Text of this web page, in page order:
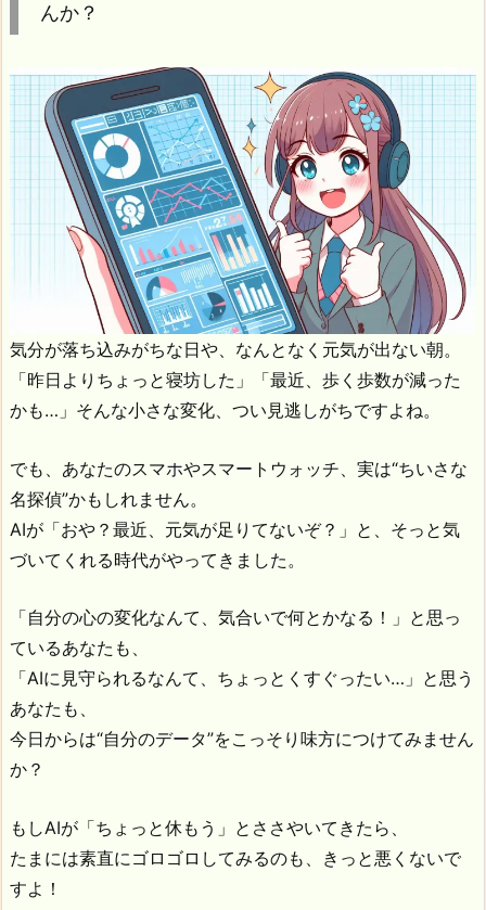
んか？
気分が落ち込みがちな日や、なんとなく元気が出ない朝。
「昨日よりちょっと寝坊した」「最近、歩く歩数が減った
かも…」そんな小さな変化、つい見逃しがちですよね。
でも、あなたのスマホやスマートウォッチ、実は“ちいさな
名探偵”かもしれません。
AIが「おや？最近、元気が足りてないぞ？」と、そっと気
づいてくれる時代がやってきました。
「自分の心の変化なんて、気合いで何とかなる！」と思っ
ているあなたも、
「AIに見守られるなんて、ちょっとくすぐったい…」と思う
あなたも、
今日からは“自分のデータ”をこっそり味方につけてみません
か？
もしAIが「ちょっと休もう」とささやいてきたら、
たまには素直にゴロゴロしてみるのも、きっと悪くないで
すよ！